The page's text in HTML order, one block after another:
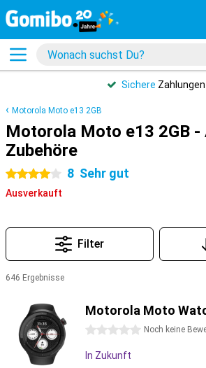
Sichere Zahlungen
Motorola Moto e13 2GB
Motorola Moto e13 2GB -
Zubehöre
4 Sterne 8 Sehr gut
Ausverkauft
Filter
646 Ergebnisse
Motorola Moto
0 Sterne Noch keine
In Zukunft